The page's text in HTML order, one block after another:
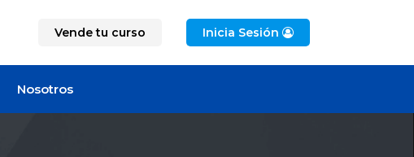
Vende tu curso Inicia Sesión
Nosotros